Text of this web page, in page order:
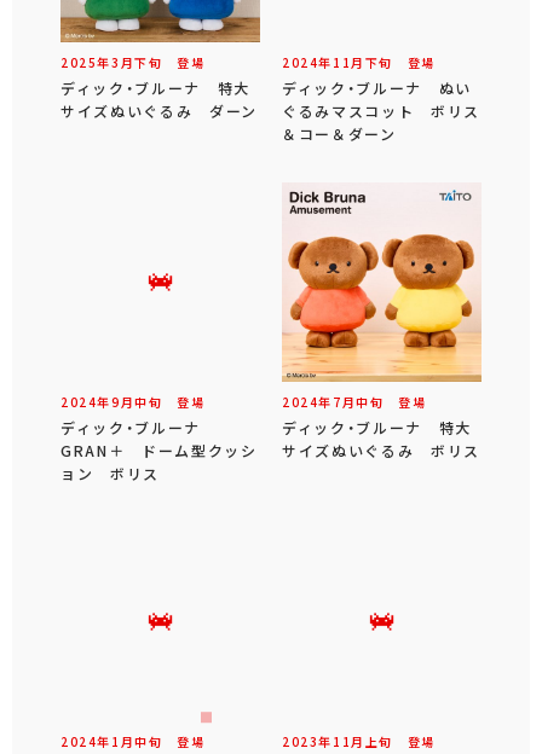
2025年3 月下旬 登場
ディック・ブルーナ 特大
サイズぬいぐるみ ダーン
2024年 11 月 下旬 登場
ディック・ブルーナ ぬい
ぐるみマスコット ボリス
＆コー＆ダーン
2024年9 月中旬 登場
ディック・ブルーナ
GRAN＋ ドーム型クッシ
ョン ボリス
2024年 7 月中旬 登場
ディック・ブルーナ 特大
サイズぬいぐるみ ボリス
2024年 1 月中旬 登場 2023年 11 月 上旬 登場